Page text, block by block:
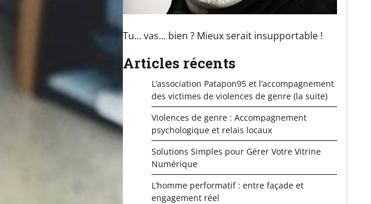
Tu... vas... bien ? Mieux serait insupportable !
Articles récents
L’association Patapon95 et l’accompagnement
des victimes de violences de genre (la suite)
Violences de genre : Accompagnement
psychologique et relais locaux
Solutions Simples pour Gérer Votre Vitrine
Numérique
L’homme performatif : entre façade et
engagement réel